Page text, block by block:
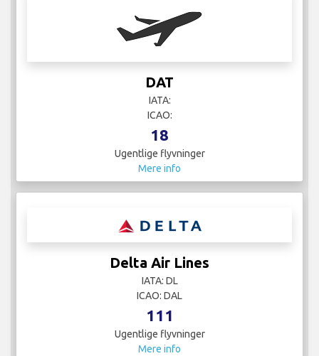
DAT
IATA:
ICAO:
18
Ugentlige flyvninger
Mere info
Delta Air Lines
IATA: DL
ICAO: DAL
111
Ugentlige flyvninger
Mere info